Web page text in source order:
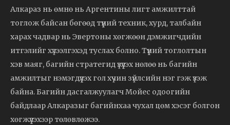
Алкараз нь өмнө нь Аргентины лигт амжилттай
тоглож байсан бөгөөд түүний техник, хурд, талбайн
харах чадвар нь Эвертоны хөгжөөн дэмжигчдийн
итгэлийг хүлээлгэхэд туслах болно. Түүний тоглолтын
хэв маяг, багийн стратегид үзүүлэх нөлөө нь багийн
амжилтыг нэмэгдүүлэх гол хүчин зүйлсийн нэг гэж үзэж
байна. Багийн дасгалжуулагч Мойес одоогийн
байдлаар Алкаразыг багийнхаа чухал цөм хэсэг болгон
хөгжүүлэхээр төлөвлөжээ.